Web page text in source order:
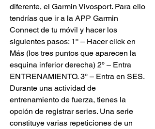
diferente, el Garmin Vivosport. Para ello
tendrías que ir a la APP Garmin
Connect de tu móvil y hacer los
siguientes pasos: 1º – Hacer click en
Más (los tres puntos que aparecen la
esquina inferior derecha) 2º – Entra
ENTRENAMIENTO. 3º – Entra en SES.
Durante una actividad de
entrenamiento de fuerza, tienes la
opción de registrar series. Una serie
constituye varias repeticiones de un